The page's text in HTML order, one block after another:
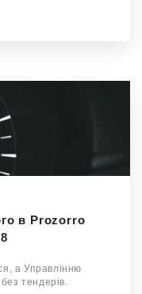
в Prozorro
а Управлінню
тендерів.